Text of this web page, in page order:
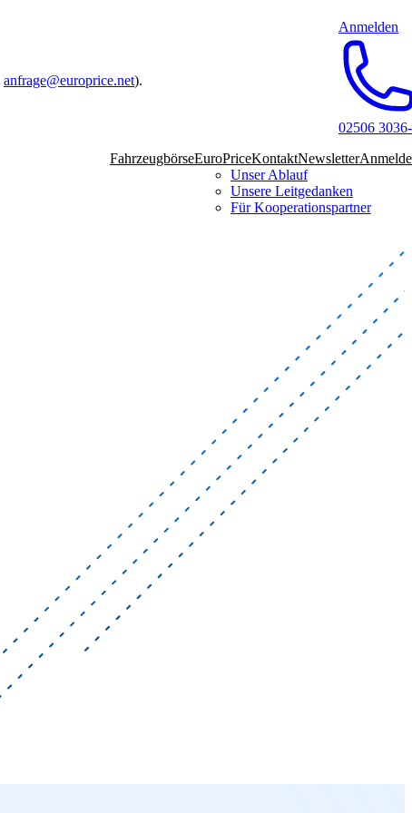
Anmelden
02506
FahrzeugbörseEuroPrice
Unser Ablauf
Unsere Leitgedanken
Für Kooperationspartner
KontaktNewsletter
anfrage@europrice.net).